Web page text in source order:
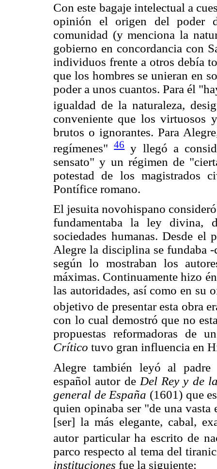
Con este bagaje intelectual a
opinión el origen del poder
comunidad (y menciona la
gobierno en concordancia con
individuos frente a otros debía
que los hombres se unieran en
poder a unos cuantos. Para él
igualdad de la naturaleza,
conveniente que los virtuosos
brutos o ignorantes. Para
regímenes"46y llegó a
sensato" y un régimen de
potestad de los magistrados
Pontífice romano.
El jesuita novohispano
fundamentaba la ley divina,
sociedades humanas. Desde
Alegre la disciplina se fundaba
según lo mostraban los
máximas. Continuamente hizo
las autoridades, así como en su
objetivo de presentar esta obra
con lo cual demostró que no
propuestas reformadoras de
Crítico tuvo gran influencia en
Alegre también leyó al padre
español autor de Del Rey y de
general de España (1601) que
quien opinaba ser "de una
[ser] la más elegante, cabal,
autor particular ha escrito de
parco respecto al tema del
instituciones fue la siguiente: